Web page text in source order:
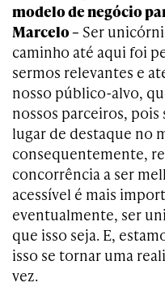
modelo de negócio
Marcelo – Ser
caminho até aqui foi
sermos relevantes e
nosso público-alvo,
nossos parceiros,
lugar de destaque no
consequentemente,
concorrência a ser
acessível é mais
eventualmente, ser
que isso seja. E,
isso se tornar uma
vez.